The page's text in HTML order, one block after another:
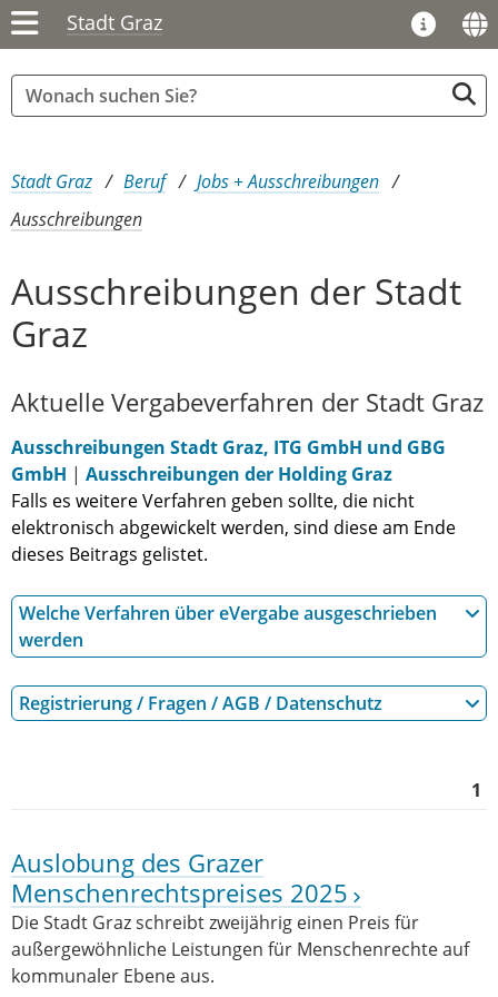
Stadt Graz
Sie sind hier:
Stadt Graz Beruf
Jobs + Ausschreibungen
Ausschreibungen
Ausschreibungen der Stadt
Graz
Aktuelle Vergabeverfahren der Stadt Graz
Ausschreibungen Stadt Graz, ITG GmbH und GBG
GmbH | Ausschreibungen der Holding Graz
Falls es weitere Verfahren geben sollte, die nicht
elektronisch abgewickelt werden, sind diese am Ende
dieses Beitrags gelistet.
Welche Verfahren über eVergabe ausgeschrieben
werden
Registrierung / Fragen / AGB / Datenschutz
1
Auslobung des Grazer
Menschenrechtspreises 2025
Die Stadt Graz schreibt zweijährig einen Preis für
außergewöhnliche Leistungen für Menschenrechte auf
kommunaler Ebene aus.